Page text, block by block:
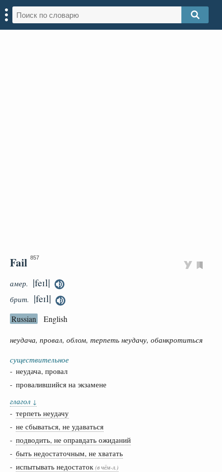
Fail 857
амер. |feɪl|
брит. |feɪl|
Russian English
неудача, провал, облом, терпеть неудачу, обанкротиться
существительное
- неудача, провал
- провалившийся на экзамене
глагол ↓
- терпеть неудачу
- не сбываться, не удаваться
- подводить, не оправдать ожиданий
- быть недостаточным, не хватать
- испытывать недостаток (в чём-л.)